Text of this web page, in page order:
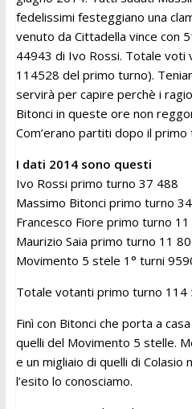
fedelissimi festeggiano una
venuto da Cittadella vince con
44943 di Ivo Rossi. Totale voti
114528 del primo turno).
servirà per capire perchè i
Bitonci in queste ore non
Com’erano partiti dopo il primo
I dati 2014 sono questi
Ivo Rossi primo turno 37 488
Massimo Bitonci primo turno
Francesco Fiore primo turno
Maurizio Saia primo turno 11
Movimento 5 stele 1° turni
Totale votanti primo turno 114
Finì con Bitonci che porta a
quelli del Movimento 5 stelle.
e un migliaio di quelli di Colasio
l’esito lo conosciamo.